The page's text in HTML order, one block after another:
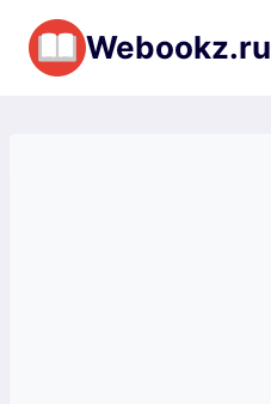
Перейти
содержимому
Webookz.ru